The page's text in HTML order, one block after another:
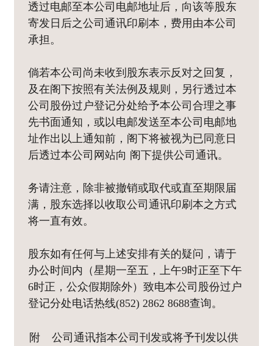
透过电邮至本公司电邮地址后，向该等股东
寄发日后之公司通讯印刷本，费用由本公司
承担。
倘若本公司尚未收到股东表示反对之回复，
及在阁下按照有关法例及规则，另行透过本
公司股份过户登记分处给予本公司合理之事
先书面通知，或以电邮发送至本公司电邮地
址作出以上通知前，阁下将被视为已同意日
后透过本公司网站向 阁下提供公司通讯。
务请注意，除非被撤销或取代或直至期限届
满，股东选择以收取公司通讯印刷本之方式
将一直有效。
股东如有任何与上述安排有关的疑问，请于
办公时间内（星期一至五，上午9时正至下午
6时正，公众假期除外）致电本公司股份过户
登记分处电话热线(852) 2862 8688查询。
附
公司通讯指本公司刊发或将予刊发以供